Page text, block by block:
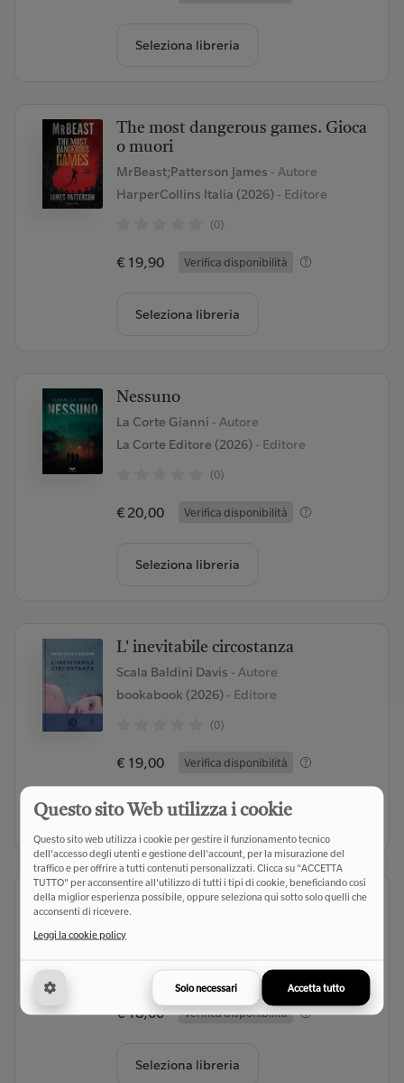
Seleziona libreria
The most dangerous games. Gioca
o muori
MrBeast;Patterson James - Autore
HarperCollins Italia (2026)- Editore
(0)
€ 19,90 Verifica disponibilità
Seleziona libreria
Nessuno
La Corte Gianni - Autore
La Corte Editore (2026)- Editore
(0)
€ 20,00 Verifica disponibilità
Seleziona libreria
L' inevitabile circostanza
Scala Baldini Davis - Autore
bookabook (2026)- Editore
(0)
€ 19,00 Verifica disponibilità
Seleziona libreria
Solo un pezzo di strada
Clown Bianco Edizioni (2026)
€ 18,00 Verifica disponibilità
Seleziona libreria
Questo sito Web utilizza i cookie
Questo sito web utilizza i cookie per gestire il funzionamento tecnico
dell'accesso degli utenti e gestione dell'account, per la misurazione del
traffico e per offrire a tutti contenuti personalizzati. Clicca su "ACCETTA
TUTTO" per acconsentire all'utilizzo di tutti i tipi di cookie, beneficiando così
della miglior esperienza possibile, oppure seleziona qui sotto solo quelli che
acconsenti di ricevere.
Leggi la cookie policy
Solo necessari Accetta tutto